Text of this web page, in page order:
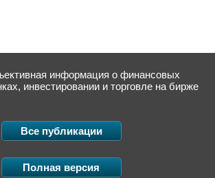
информация о финансовых
инвестировании и торговле на бирже
Все публикации
Полная версия